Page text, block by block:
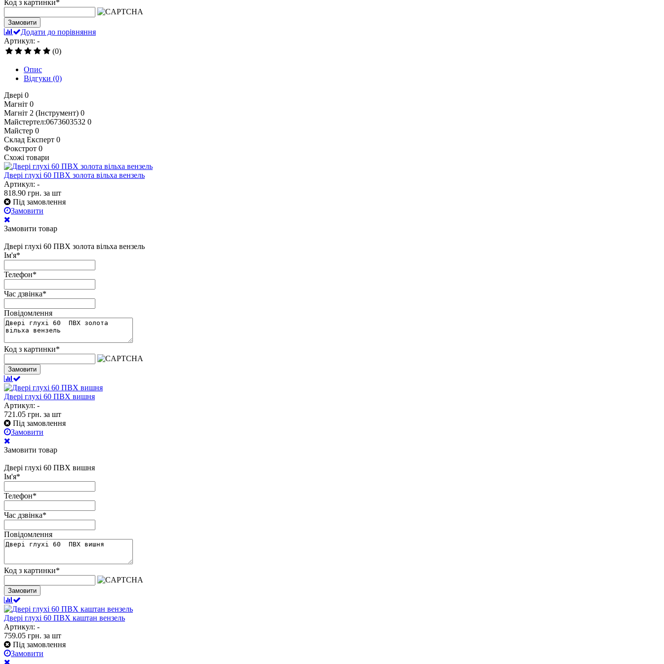
Код з картинки*
Замовити
Додати до порівняння
Артикул: -
(0)
Опис
Відгуки (0)
Двері 0
Магніт 0
Магніт 2 (Інструмент) 0
Майстертел:0673603532 0
Майстер 0
Склад Експерт 0
Фокстрот 0
Схожі товари
Двері глухі 60 ПВХ золота вільха вензель
Артикул: -
818.90 грн. за шт
Під замовлення
Замовити
Замовити товар
Двері глухі 60 ПВХ золота вільха вензель
Ім'я*
Телефон*
Час дзвінка*
Повідомлення
Код з картинки*
Замовити
Двері глухі 60 ПВХ вишня
Артикул: -
721.05 грн. за шт
Під замовлення
Замовити
Замовити товар
Двері глухі 60 ПВХ вишня
Ім'я*
Телефон*
Час дзвінка*
Повідомлення
Код з картинки*
Замовити
Двері глухі 60 ПВХ каштан вензель
Артикул: -
759.05 грн. за шт
Під замовлення
Замовити